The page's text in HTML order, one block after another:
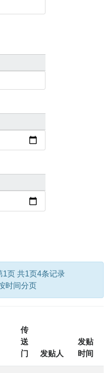
1页 共1页4条记录
时间分页
传
送
门
发贴人
发贴
时间